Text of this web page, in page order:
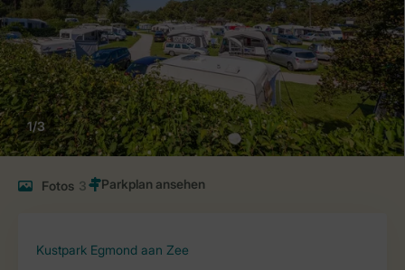
1/3
Fotos 3
Kustpark Egmond aan Zee